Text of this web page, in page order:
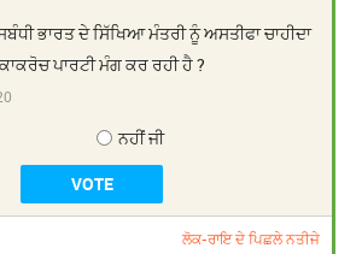
ਭਾਰਤ ਦੇ ਸਿੱਖਿਆ ਮੰਤਰੀ ਨੂੰ ਅਸਤੀਫਾ ਚਾਹੀਦਾ
ਪਾਰਟੀ ਮੰਗ ਕਰ ਰਹੀ ਹੈ ?
ਨਹੀਂ ਜੀ
ਲੋਕ-ਰਾਇ ਦੇ ਪਿਛਲੇ ਨਤੀਜੇ